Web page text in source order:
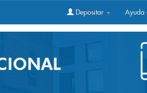
Depositar Ayuda